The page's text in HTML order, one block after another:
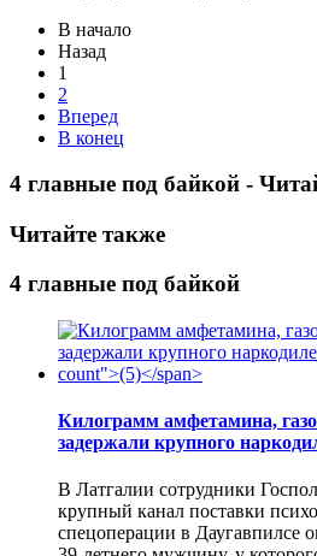
В начало
Назад
1
2
Вперед
В конец
4 главные под байкой -
Читайте также
4 главные под байкой
Килограмм амфетамина,
задержали крупного
В Латгалии сотрудники
крупный канал поставки
спецоперации в Даугавпилсе